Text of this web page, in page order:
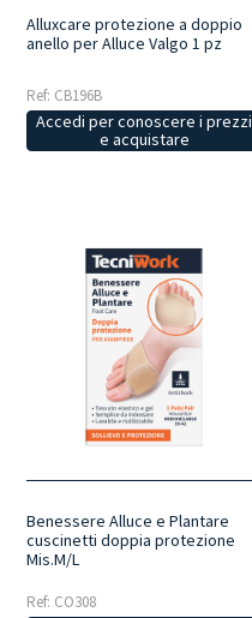
Alluxcare protezione a doppio
anello per Alluce Valgo 1 pz
Ref: CB196B
Accedi per conoscere i prezzi
e acquistare
Benessere Alluce e Plantare
cuscinetti doppia protezione
Mis.M/L
Ref: CO308